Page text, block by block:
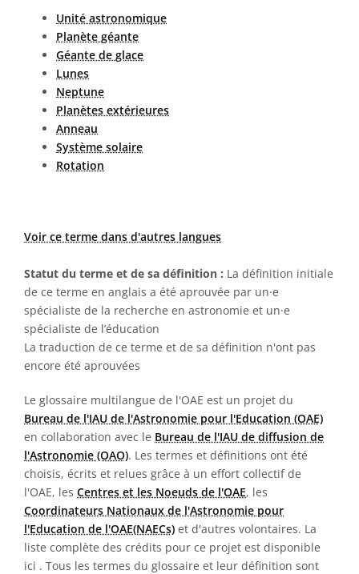
Unité astronomique
Planète géante
Géante de glace
Lunes
Neptune
Planètes extérieures
Anneau
Système solaire
Rotation
Voir ce terme dans d'autres langues
Statut du terme et de sa définition : La définition initiale
de ce terme en anglais a été aprouvée par un·e
spécialiste de la recherche en astronomie et un·e
spécialiste de l’éducation
La traduction de ce terme et de sa définition n'ont pas
encore été aprouvées
Le glossaire multilangue de l'OAE est un projet du
Bureau de l'IAU de l'Astronomie pour l'Education (OAE)
en collaboration avec le Bureau de l'IAU de diffusion de
l'Astronomie (OAO). Les termes et définitions ont été
choisis, écrits et relues grâce à un effort collectif de
l'OAE, les Centres et les Noeuds de l'OAE, les
Coordinateurs Nationaux de l'Astronomie pour
l'Education de l'OAE(NAECs) et d'autres volontaires. La
liste complète des crédits pour ce projet est disponible
ici . Tous les termes du glossaire et leur définition sont